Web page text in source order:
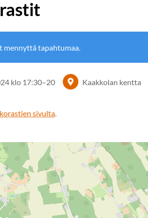
mennyttä tapahtumaa.
klo 17:30–20 Kaakkolan kentta
sivulta.